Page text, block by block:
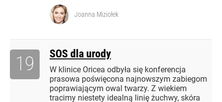
Joanna Miziołek
SOS dla urody
W klinice Oricea odbyła się konferencja
prasowa poświęcona najnowszym zabiegom
poprawiającym owal twarzy. Z wiekiem
tracimy niestety idealną linię żuchwy, skóra
19